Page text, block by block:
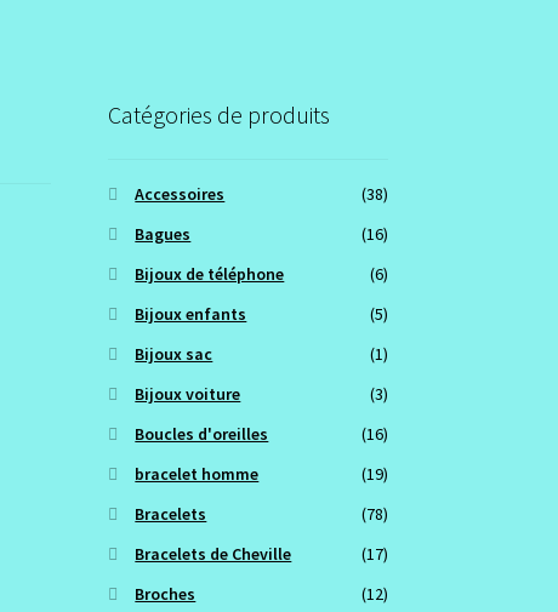
Catégories de produits
Accessoires
(38)
Bagues
(16)
Bijoux de téléphone
(6)
Bijoux enfants
(5)
Bijoux sac
(1)
Bijoux voiture
(3)
Boucles d'oreilles
(16)
bracelet homme
(19)
Bracelets
(78)
Bracelets de Cheville
(17)
Broches
(12)